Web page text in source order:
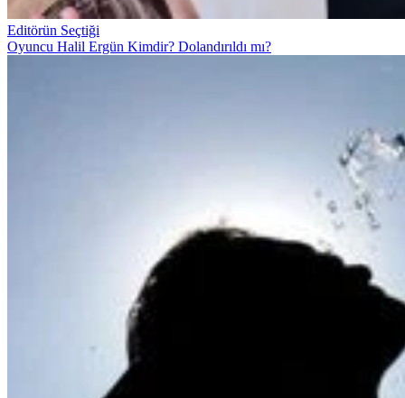
Editörün Seçtiği
Oyuncu Halil Ergün Kimdir? Dolandırıldı mı?